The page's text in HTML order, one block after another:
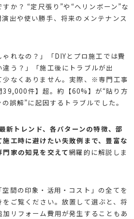
か？ “定尺張り”や“ヘリンボーン”な
出や使い勝手、将来のメンテナンス
ゃれなの？」「DIYとプロ施工では費
う？」「施工後にトラブルが出
なくありません。実際、※専門工事
39,000件】超。約【60%】が“貼り方
誤解”に起因するトラブルでした。
新トレンド、各パターンの特徴、部
工時に避けたい失敗例まで、豊富な
家の知見を交えて網羅的に解説しま
間の印象・活用・コスト」の全てを
ご覧ください。放置して選ぶと、将
リフォーム費用が発生することもあ